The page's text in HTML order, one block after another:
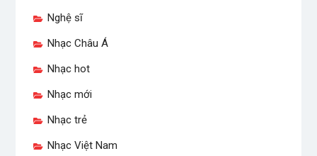
Nghệ sĩ
Nhạc Châu Á
Nhạc hot
Nhạc mới
Nhạc trẻ
Nhạc Việt Nam